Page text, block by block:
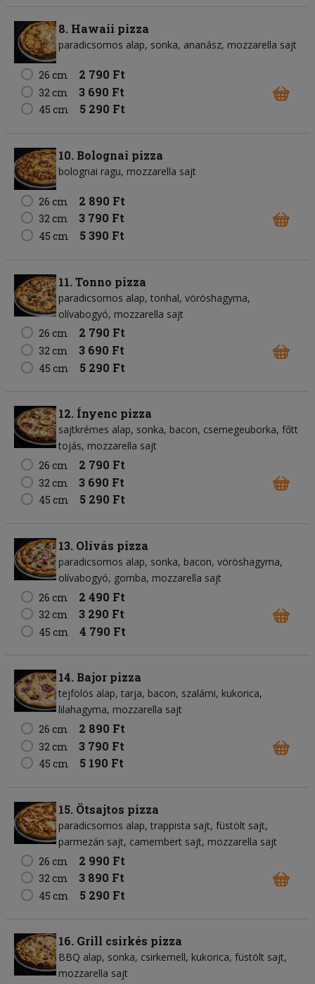
8. Hawaii pizza
paradicsomos alap sonka ananász mozzarella sajt
26 cm 2 790 Ft
32 cm 3 690 Ft
45 cm 5 290 Ft
10. Bolognai pizza
bolognai ragu mozzarella sajt
26 cm 2 890 Ft
32 cm 3 790 Ft
45 cm 5 390 Ft
11. Tonno pizza
paradicsomos alap tonhal vöröshagyma
olívabogyó mozzarella sajt
26 cm
2 790 Ft
32 cm 3 690 Ft
45 cm 5 290 Ft
12. Ínyenc pizza
sajtkrémes alap sonka bacon csemegeuborka főtt
tojás mozzarella sajt
26 cm
2 790 Ft
32 cm 3 690 Ft
45 cm 5 290 Ft
13. Olívás pizza
paradicsomos alap sonka bacon vöröshagyma
olívabogyó gomba mozzarella sajt
26 cm
2 490 Ft
32 cm 3 290 Ft
45 cm 4 790 Ft
14. Bajor pizza
tejfölös alap tarja bacon szalámi kukorica
lilahagyma mozzarella sajt
26 cm
2 890 Ft
32 cm 3 790 Ft
45 cm 5 190 Ft
15. Ötsajtos pizza
paradicsomos alap trappista sajt füstölt sajt
parmezán sajt camembert sajt mozzarella sajt
26 cm
2 990 Ft
32 cm 3 890 Ft
45 cm 5 290 Ft
16. Grill csirkés pizza
BBQ alap sonka csirkemell kukorica füstölt sajt
mozzarella sajt